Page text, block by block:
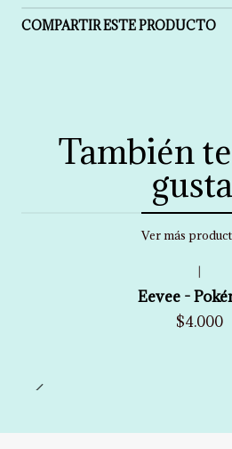
COMPARTIR ESTE PRODUCTO
También
Ver más
Eevee -
$4.000